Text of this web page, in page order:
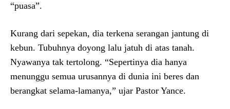
“puasa”.
Kurang dari sepekan, dia terkena serangan jantung di
kebun. Tubuhnya doyong lalu jatuh di atas tanah.
Nyawanya tak tertolong. “Sepertinya dia hanya
menunggu semua urusannya di dunia ini beres dan
berangkat selama-lamanya,” ujar Pastor Yance.